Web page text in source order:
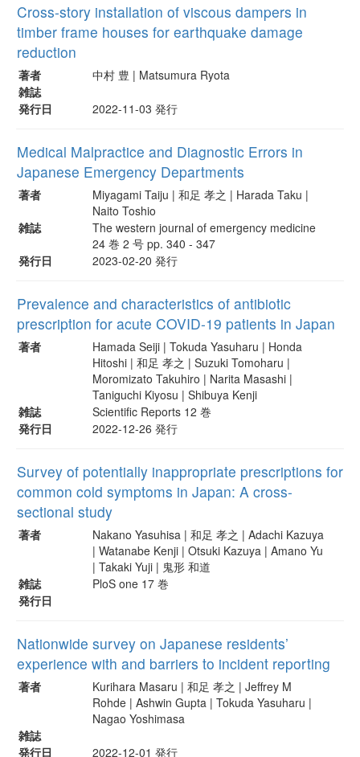
Cross-story installation of viscous dampers in
timber frame houses for earthquake damage
reduction
著者
中村 豊 | Matsumura Ryota
雑誌
発行日
2022-11-03 発行
Medical Malpractice and Diagnostic Errors in
Japanese Emergency Departments
著者
Miyagami Taiju | 和足 孝之 | Harada Taku |
Naito Toshio
雑誌
The western journal of emergency medicine
24 巻 2 号 pp. 340 - 347
発行日
2023-02-20 発行
Prevalence and characteristics of antibiotic
prescription for acute COVID-19 patients in Japan
著者
Hamada Seiji | Tokuda Yasuharu | Honda
Hitoshi | 和足 孝之 | Suzuki Tomoharu |
Moromizato Takuhiro | Narita Masashi |
Taniguchi Kiyosu | Shibuya Kenji
雑誌
Scientific Reports 12 巻
発行日
2022-12-26 発行
Survey of potentially inappropriate prescriptions for
common cold symptoms in Japan: A cross-
sectional study
著者
Nakano Yasuhisa | 和足 孝之 | Adachi Kazuya
| Watanabe Kenji | Otsuki Kazuya | Amano Yu
| Takaki Yuji | 鬼形 和道
雑誌
PloS one 17 巻
発行日
Nationwide survey on Japanese residents’
experience with and barriers to incident reporting
著者
Kurihara Masaru | 和足 孝之 | Jeffrey M
Rohde | Ashwin Gupta | Tokuda Yasuharu |
Nagao Yoshimasa
雑誌
発行日
2022-12-01 発行